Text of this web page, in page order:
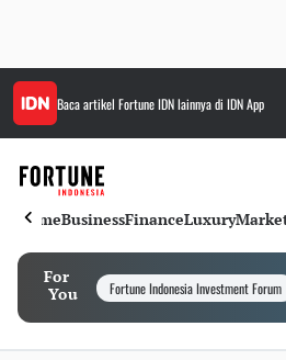
Baca artikel Fortune IDNlainnya di IDN App
HomeBusinessFinanceLuxury
For
You
Fortune Indonesia Investment Forum